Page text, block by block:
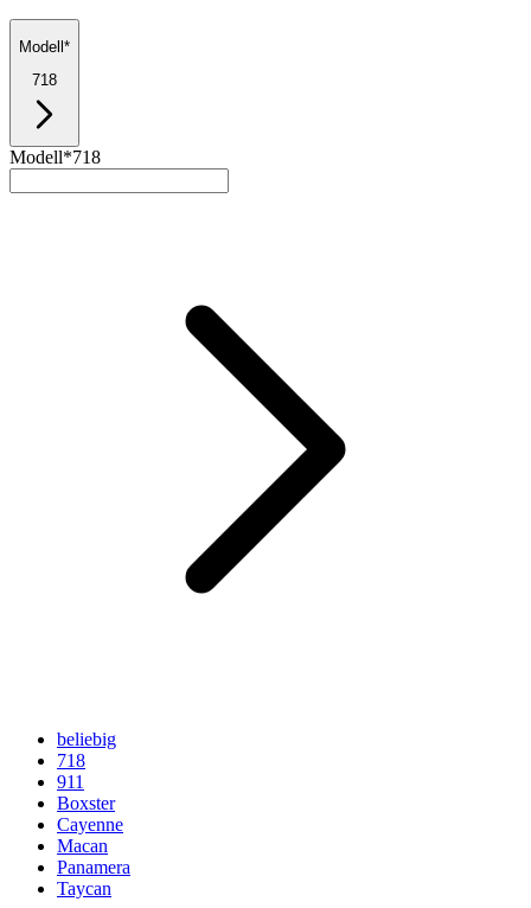
Modell*
718
Modell*718
beliebig
718
911
Boxster
Cayenne
Macan
Panamera
Taycan